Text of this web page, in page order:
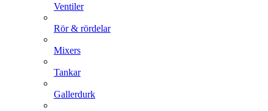
Ventiler
Rör & rördelar
Mixers
Tankar
Gallerdurk